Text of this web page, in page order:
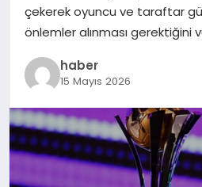
MAGAZIN
YAŞAM
çekerek oyuncu ve taraftar
önlemler alınması gerektiğini
haber
15 Mayıs 2026